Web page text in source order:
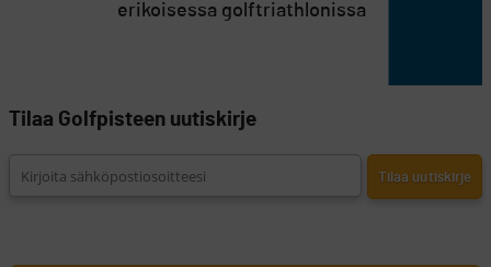
erikoisessa golftriathlonissa
Tilaa Golfpisteen uutiskirje